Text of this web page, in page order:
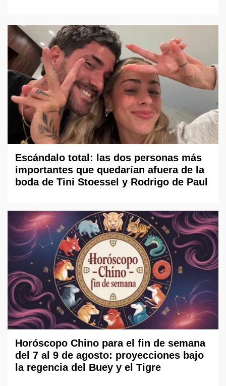
Escándalo total: las dos personas más
importantes que quedarían afuera de la
boda de Tini Stoessel y Rodrigo de Paul
Horóscopo Chino para el fin de semana
del 7 al 9 de agosto: proyecciones bajo
la regencia del Buey y el Tigre